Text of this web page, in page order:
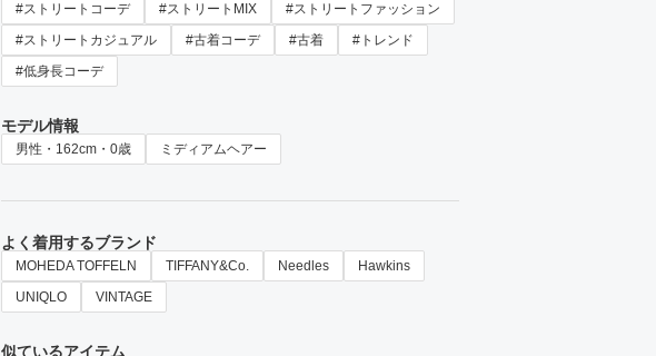
#ストリートコーデ
#ストリートMIX
#ストリートファッション
#ストリートカジュアル
#古着コーデ #古着
#トレンド
#低身長コーデ
モデル情報
男性・162cm・0歳 ミディアムヘアー
よく着用するブランド
MOHEDA TOFFELN TIFFANY&Co. Needles
Hawkins
UNIQLO
VINTAGE
似ているアイテム